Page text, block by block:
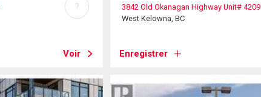
Voir
?
3842 Old Okanagan Highway Unit# 4209
West Kelowna, BC
Enregistrer